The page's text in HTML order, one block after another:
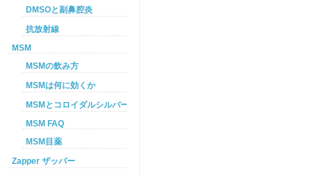
DMSOと副鼻腔炎
抗放射線
MSM
MSMの飲み方
MSMは何に効くか
MSMとコロイダルシルバーを使った癌プロトコル
MSM FAQ
MSM目薬
Zapper ザッパー